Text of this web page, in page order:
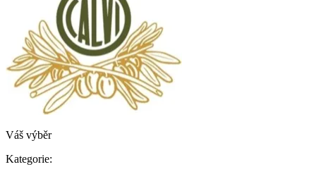
Váš výběr
Kategorie: